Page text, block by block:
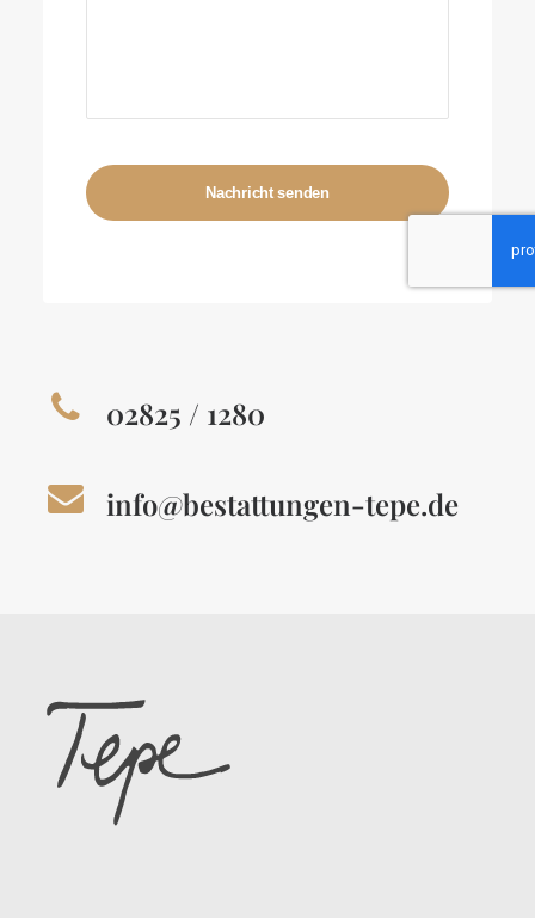
Phone
Number
Nachricht senden
02825 / 1280
info@bestattungen-tepe.de